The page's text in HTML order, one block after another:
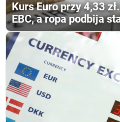
Kurs Euro przy 4,33
EBC, a ropa podbija